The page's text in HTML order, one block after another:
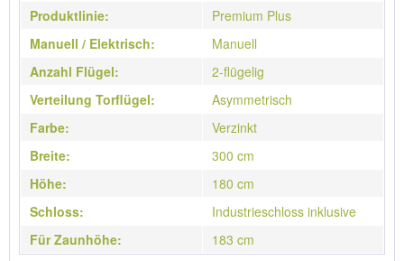
Produktlinie:
Premium Plus
Manuell / Elektrisch:
Manuell
Anzahl Flügel:
2-flügelig
Verteilung Torflügel:
Asymmetrisch
Farbe:
Verzinkt
Breite:
300 cm
Höhe:
180 cm
Schloss:
Industrieschloss inklusive
Für Zaunhöhe:
183 cm